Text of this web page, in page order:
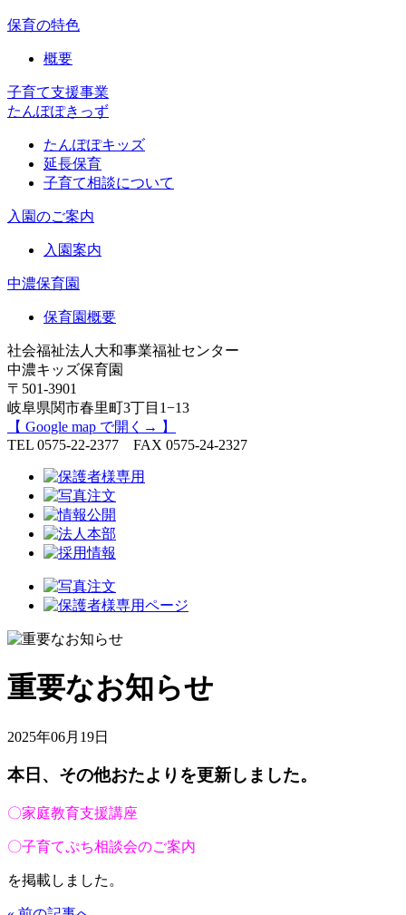
保育の特色
概要
子育て支援事業
たんぽぽきっず
たんぽぽキッズ
延長保育
子育て相談について
入園のご案内
入園案内
中濃保育園
保育園概要
社会福祉法人大和事業福祉センター
中濃キッズ保育園
〒501-3901
岐阜県関市春里町3丁目1−13
【 Google map で開く→ 】
TEL 0575-22-2377 FAX 0575-24-2327
重要なお知らせ
2025年06月19日
本日、その他おたよりを更新しました。
〇家庭教育支援講座
〇子育てぷち相談会のご案内
を掲載しました。